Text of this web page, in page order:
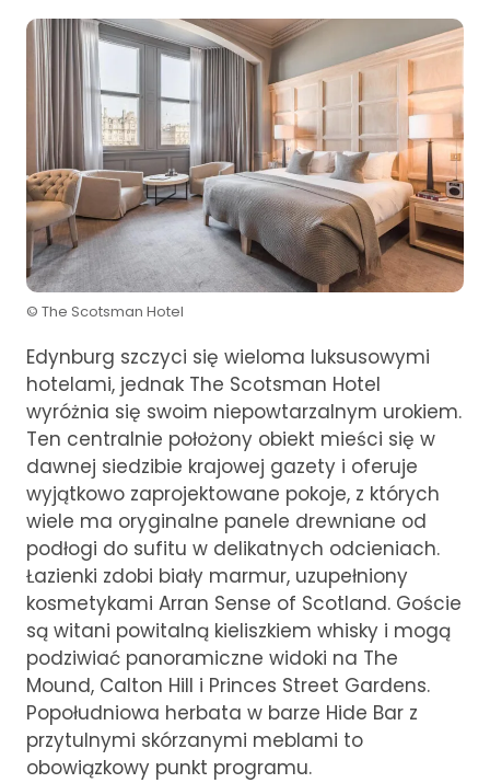
© The Scotsman Hotel
Edynburg szczyci się wieloma luksusowymi
hotelami, jednak The Scotsman Hotel
wyróżnia się swoim niepowtarzalnym urokiem.
Ten centralnie położony obiekt mieści się w
dawnej siedzibie krajowej gazety i oferuje
wyjątkowo zaprojektowane pokoje, z których
wiele ma oryginalne panele drewniane od
podłogi do sufitu w delikatnych odcieniach.
Łazienki zdobi biały marmur, uzupełniony
kosmetykami Arran Sense of Scotland. Goście
są witani powitalną kieliszkiem whisky i mogą
podziwiać panoramiczne widoki na The
Mound, Calton Hill i Princes Street Gardens.
Popołudniowa herbata w barze Hide Bar z
przytulnymi skórzanymi meblami to
obowiązkowy punkt programu.